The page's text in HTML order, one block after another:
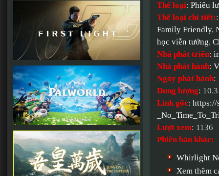
Thể loại: Phiêu
Thể loại chi tiết:
Family Friendly,
học viễn tưởng,
Nhà phát triển:
Nhà phát hành:
Ngày phát hành:
Dung lượng:
Link gốc: https://
Lượt xem: 1136
Phiên bản khác:
Whirlight
Xem thêm